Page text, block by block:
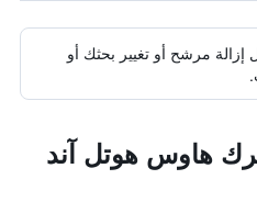
إزالة مرشح أو تغيير بحثك أو
هاوس هوتل آند